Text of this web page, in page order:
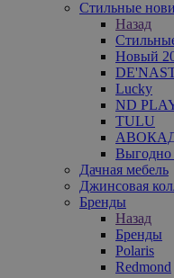
Стильные
Назад
Новый
Lucky
ND
TULU
Выгодно
Дачная мебель
Джинсовая
Бренды
Назад
Бренды
Polaris
Redmond